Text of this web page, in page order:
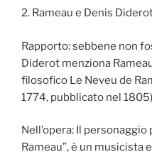
2. Rameau e Denis
Rapporto: sebbene non
Diderot menziona
filosofico Le Neveu de
1774, pubblicato nel
Nell’opera: Il
Rameau”, è un musicista